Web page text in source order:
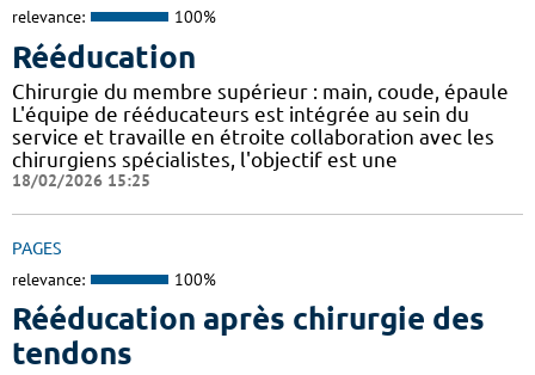
relevance: 100%
Rééducation
Chirurgie du membre supérieur : main, coude, épaule
L'équipe de rééducateurs est intégrée au sein du
service et travaille en étroite collaboration avec les
chirurgiens spécialistes, l'objectif est une
18/02/2026 15:25
PAGES
relevance: 100%
Rééducation après chirurgie des
tendons